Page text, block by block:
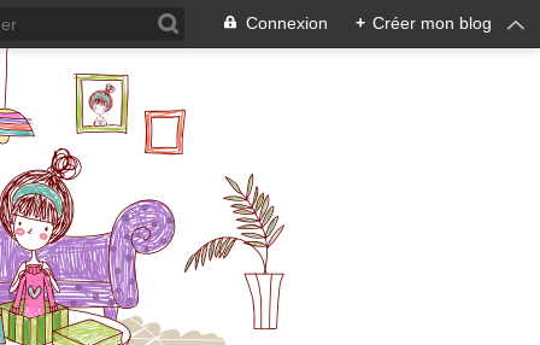
Connexion + Créer mon blog